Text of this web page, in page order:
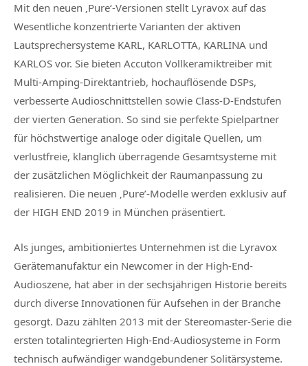
Mit den neuen ‚Pure‘-Versionen stellt Lyravox auf das
Wesentliche konzentrierte Varianten der aktiven
Lautsprechersysteme KARL, KARLOTTA, KARLINA und
KARLOS vor. Sie bieten Accuton Vollkeramiktreiber mit
Multi-Amping-Direktantrieb, hochauflösende DSPs,
verbesserte Audioschnittstellen sowie Class-D-Endstufen
der vierten Generation. So sind sie perfekte Spielpartner
für höchstwertige analoge oder digitale Quellen, um
verlustfreie, klanglich überragende Gesamtsysteme mit
der zusätzlichen Möglichkeit der Raumanpassung zu
realisieren. Die neuen ‚Pure’-Modelle werden exklusiv auf
der HIGH END 2019 in München präsentiert.
Als junges, ambitioniertes Unternehmen ist die Lyravox
Gerätemanufaktur ein Newcomer in der High-End-
Audioszene, hat aber in der sechsjährigen Historie bereits
durch diverse Innovationen für Aufsehen in der Branche
gesorgt. Dazu zählten 2013 mit der Stereomaster-Serie die
ersten totalintegrierten High-End-Audiosysteme in Form
technisch aufwändiger wandgebundener Solitärsysteme.